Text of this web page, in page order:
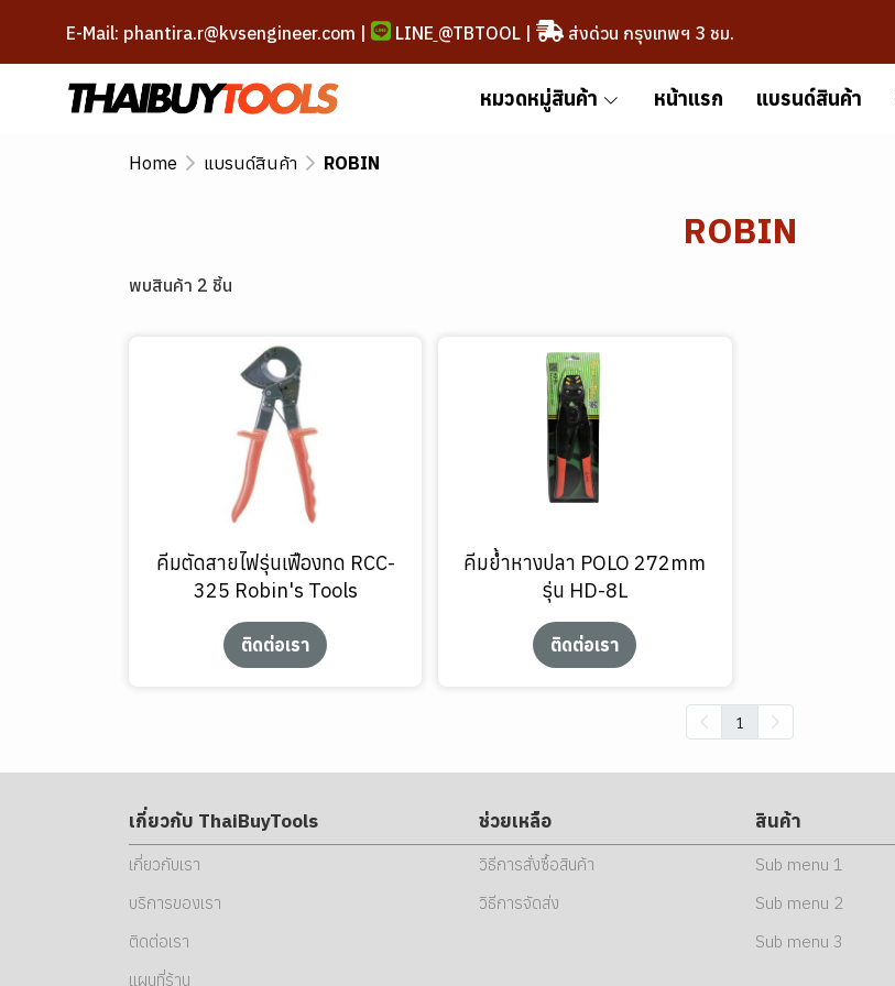
E-Mail: phantira.r@kvsengineer.com | LINE @TBTOOL| ส่งด่วน กรุงเทพฯ 3 ชม.
หมวดหมู่สินค้า หน้าแรก แบรนด์สินค้า
Home แบรนด์สินค้า ROBIN
ROBIN
พบสินค้า 2 ชิ้น
คีมตัดสายไฟรุ่นเฟืองทด RCC-
325 Robin's Tools
ติดต่อเรา
คีมย้ำหางปลา POLO 272mm
รุ่น HD-8L
ติดต่อเรา
1
เกี่ยวกับ ThaiBuyTools
เกี่ยวกับเรา
บริการของเรา
ติดต่อเรา
แผนที่ร้าน
ช่วยเหลือ
วิธีการสั่งซื้อสินค้า
วิธีการจัดส่ง
สินค้า
Sub menu 1
Sub menu 2
Sub menu 3